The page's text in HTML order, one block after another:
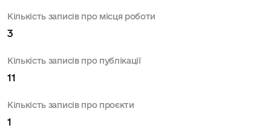
Кількість записів про місця роботи
3
Кількість записів про публікації
11
Кількість записів про проєкти
1